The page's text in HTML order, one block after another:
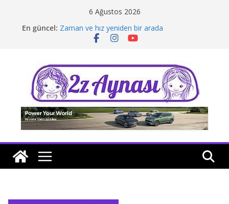
6 Ağustos 2026
En güncel: Zaman ve hız yeniden bir arada
Borusan Next Bodrum’da açıldı
Tatil rotasında test sürüşü